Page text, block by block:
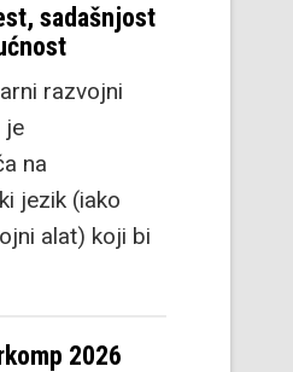
sadašnjost
razvojni
je
na
jezik (iako
alat) koji bi
2026